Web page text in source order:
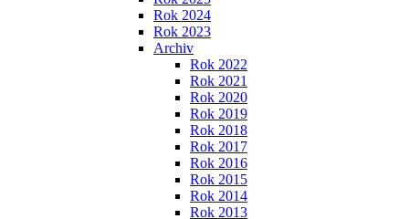
Rok 2024
Rok 2023
Archiv
Rok 2022
Rok 2021
Rok 2020
Rok 2019
Rok 2018
Rok 2017
Rok 2016
Rok 2015
Rok 2014
Rok 2013